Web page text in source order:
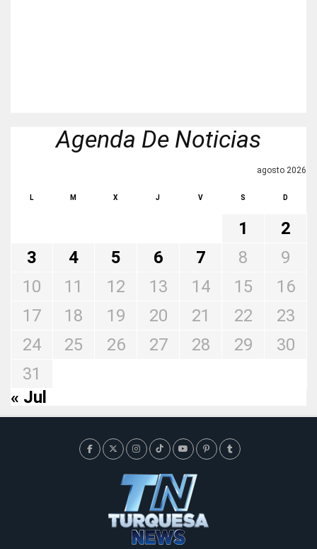
Agenda De Noticias
agosto 2026
L M X J V S D
1
2
3
4 5 6 7 8
9
10
11 12 13 14 15
16
17
18 19 20 21 22
23
24
25 26 27 28 29
30
31
« Jul